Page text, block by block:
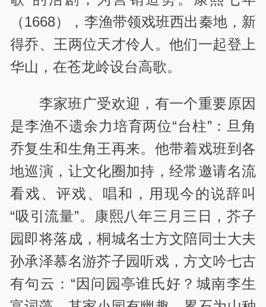
（1668），李渔带领戏班西出秦地，新
得乔、王两位天才伶人。他们一起登上
华山，在苍龙岭设台高歌。
李家班广受欢迎，有一个重要原因
是李渔不遗余力培育两位“台柱”：旦角
乔复生和生角王再来。他带着戏班到各
地巡演，让文化圈加持，经常邀请名流
看戏、评戏、唱和，用现今的说辞叫
“吸引流量”。康熙八年三月三日，芥子
园即将落成，桐城名士方文陪同士大夫
孙承泽慕名游芥子园听戏，方文吟七古
有句云：“因问园亭谁氏好？城南李生